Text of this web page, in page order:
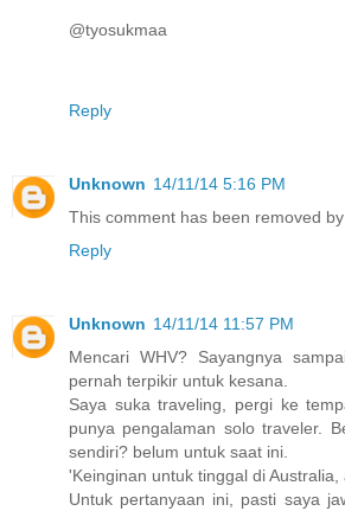
@tyosukmaa
Reply
Unknown 14/11/14 5:16 PM
This comment has been removed
Reply
Unknown 14/11/14 11:57 PM
Mencari WHV? Sayangnya
pernah terpikir untuk kesana.
Saya suka traveling, pergi ke
punya pengalaman solo traveler.
sendiri? belum untuk saat ini.
'Keinginan untuk tinggal di Australia,
Untuk pertanyaan ini, pasti saya